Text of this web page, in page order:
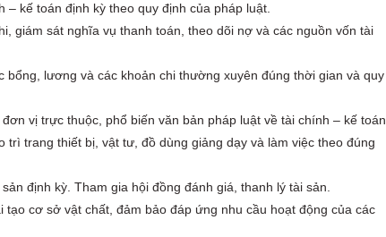
kế toán định kỳ theo quy định của pháp luật.
giám sát nghĩa vụ thanh toán, theo dõi nợ và các nguồn vốn tài
lương và các khoản chi thường xuyên đúng thời gian và quy
vị trực thuộc, phổ biến văn bản pháp luật về tài chính – kế toán.
trì trang thiết bị, vật tư, đồ dùng giảng dạy và làm việc theo đúng
định kỳ. Tham gia hội đồng đánh giá, thanh lý tài sản.
cơ sở vật chất, đảm bảo đáp ứng nhu cầu hoạt động của các